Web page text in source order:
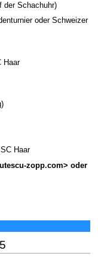
der Schachuhr)
oder Schweizer
Haar
Haar
zopp.com> oder